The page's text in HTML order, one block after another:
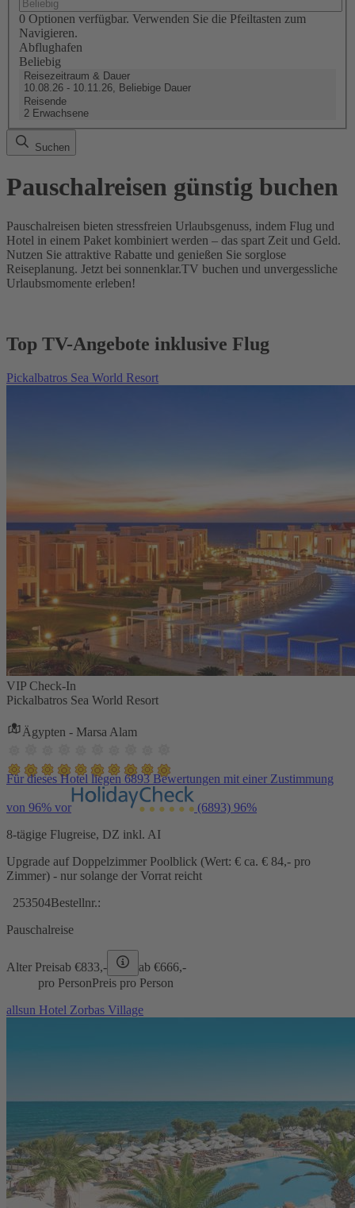
0 Optionen verfügbar. Verwenden Sie die Pfeiltasten zum
Navigieren.
Abflughafen
Beliebig
Reisezeitraum & Dauer
10.08.26 - 10.11.26, Beliebige Dauer
Reisende
2 Erwachsene
Suchen
Pauschalreisen günstig buchen
Pauschalreisen bieten stressfreien Urlaubsgenuss, indem Flug und
Hotel in einem Paket kombiniert werden – das spart Zeit und Geld.
Nutzen Sie attraktive Rabatte und genießen Sie sorglose
Reiseplanung. Jetzt bei sonnenklar.TV buchen und unvergessliche
Urlaubsmomente erleben!
Top TV-Angebote inklusive Flug
Pickalbatros Sea World Resort
VIP Check-In
Pickalbatros Sea World Resort
Ägypten - Marsa Alam
Für dieses Hotel liegen 6893 Bewertungen mit einer Zustimmung
von 96% vor (6893) 96%
8-tägige Flugreise, DZ inkl. AI
Upgrade auf Doppelzimmer Poolblick (Wert: € ca. € 84,- pro
Zimmer) - nur solange der Vorrat reicht
253504Bestellnr.:
Pauschalreise
Alter Preisab €833,- ab €666,-
pro PersonPreis pro Person
allsun Hotel Zorbas Village